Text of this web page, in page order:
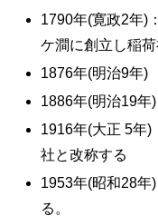
1790年(寛政2年)
ケ澗に創立し稲
1876年(明治9年)
1886年(明治19年
1916年(大正 5年)
社と改称する
1953年(昭和28年
る。